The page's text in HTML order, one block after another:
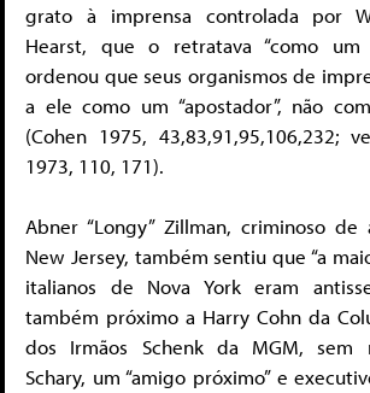
grato à imprensa controlada por
Hearst, que o retratava “como um
ordenou que seus organismos de
a ele como um “apostador”, não
(Cohen 1975, 43,83,91,95,106,232;
1973, 110, 171).
Abner “Longy” Zillman, criminoso
New Jersey, também sentiu que “a
italianos de Nova York eram
também próximo a Harry Cohn da
dos Irmãos Schenk da MGM, sem
Schary, um “amigo próximo” e